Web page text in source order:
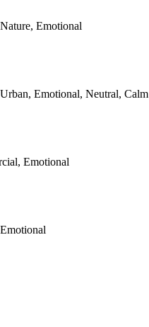
Emotional
Emotional, Neutral, Calm
Emotional